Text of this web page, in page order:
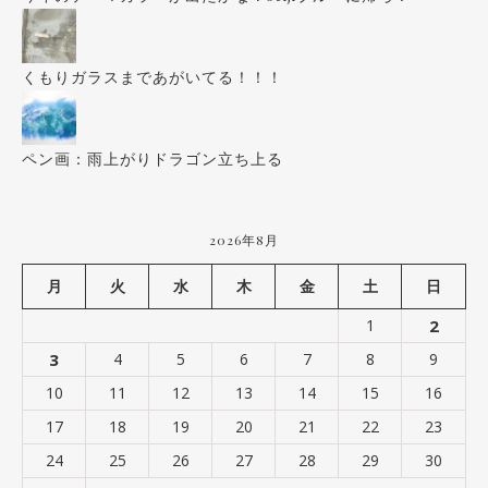
くもりガラスまであがいてる！！！
ペン画：雨上がりドラゴン立ち上る
2026年8月
月 火 水 木 金 土
日
1
2
3
4 5 6 7 8
9
10
11 12 13 14 15
16
17
18 19 20 21 22
23
24
25 26 27 28 29
30